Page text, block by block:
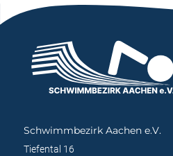
Schwimmbezirk Aachen e.V.
Tiefental 16